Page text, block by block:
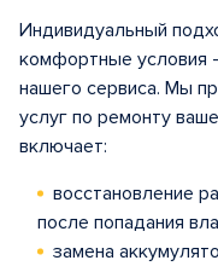
Индивидуальный
комфортные условия
нашего сервиса. Мы
услуг по ремонту
включает:
восстановление
после попадания
замена